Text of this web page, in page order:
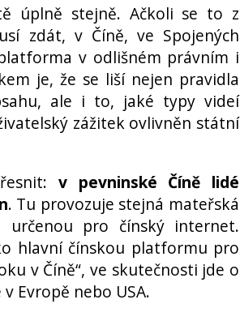
úplně stejně. Ačkoli se to z
zdát, v Číně, ve Spojených
v odlišném právním i
je, že se liší nejen pravidla
ale i to, jaké typy videí
zážitek ovlivněn státní
v pevninské Číně lidé
. Tu provozuje stejná mateřská
určenou pro čínský internet.
hlavní čínskou platformu pro
v Číně“, ve skutečnosti jde o
Evropě nebo USA.